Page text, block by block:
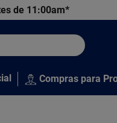
de 11:00am*
Compras para